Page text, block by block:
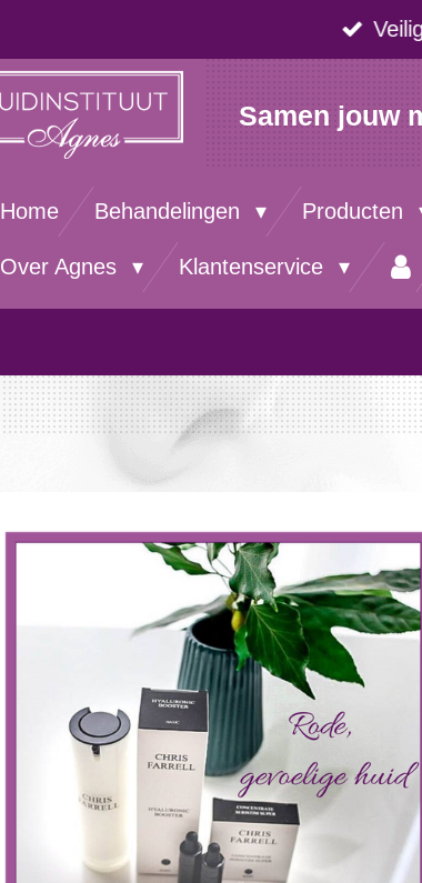
Samen jouw
Home Behandelingen Producten
Over Agnes Klantenservice